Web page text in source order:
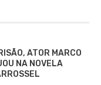
ATOR MARCO
NA NOVELA